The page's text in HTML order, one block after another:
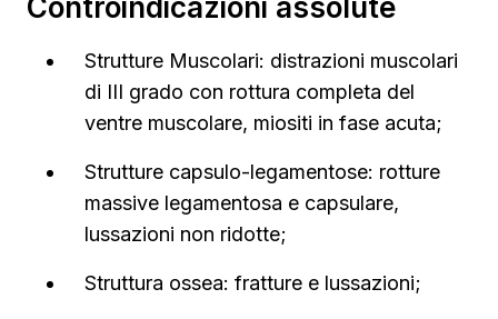
Controindicazioni assolute
Strutture Muscolari: distrazioni muscolari
di III grado con rottura completa del
ventre muscolare, miositi in fase acuta;
Strutture capsulo-legamentose: rotture
massive legamentosa e capsulare,
lussazioni non ridotte;
Struttura ossea: fratture e lussazioni;